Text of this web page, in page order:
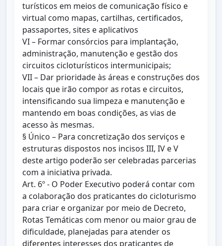
turísticos em meios de comunicação físico e
virtual como mapas, cartilhas, certificados,
passaportes, sites e aplicativos
VI – Formar consórcios para implantação,
administração, manutenção e gestão dos
circuitos cicloturísticos intermunicipais;
VII – Dar prioridade às áreas e construções dos
locais que irão compor as rotas e circuitos,
intensificando sua limpeza e manutenção e
mantendo em boas condições, as vias de
acesso às mesmas.
§ Único – Para concretização dos serviços e
estruturas dispostos nos incisos III, IV e V
deste artigo poderão ser celebradas parcerias
com a iniciativa privada.
Art. 6º - O Poder Executivo poderá contar com
a colaboração dos praticantes do cicloturismo
para criar e organizar por meio de Decreto,
Rotas Temáticas com menor ou maior grau de
dificuldade, planejadas para atender os
diferentes interesses dos praticantes de